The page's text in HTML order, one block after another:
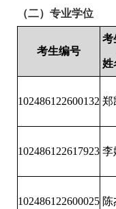
（二）专业学位
考生编号
考
姓
102486122600132 郑
102486122617923 李
102486122600025 陈